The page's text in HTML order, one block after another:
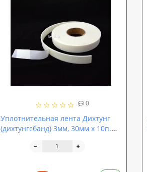
0
Уплотнительная лента Дихтунг
(дихтунгсбанд) 3мм, 30мм х 10п.м